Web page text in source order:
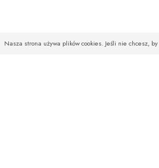
Nasza strona używa plików cookies. Jeśli nie chcesz,